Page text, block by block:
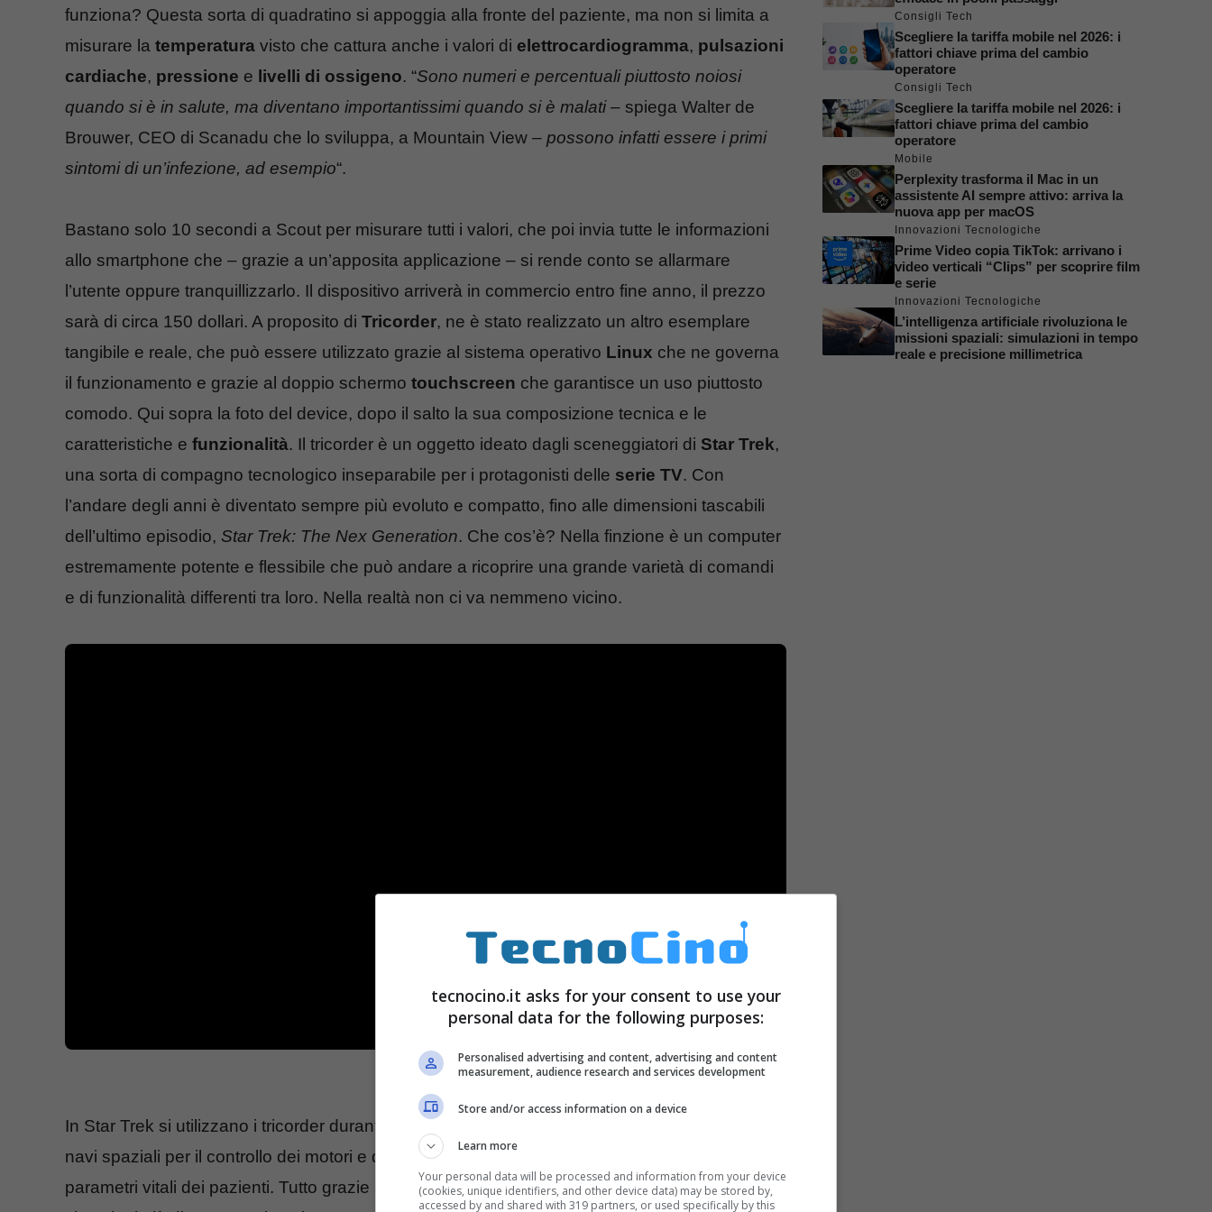
funziona? Questa sorta di quadratino si appoggia alla fronte del paziente, ma non si limita a
misurare la temperatura visto che cattura anche i valori di elettrocardiogramma, pulsazioni
cardiache, pressione e livelli di ossigeno. “Sono numeri e percentuali piuttosto noiosi
quando si è in salute, ma diventano importantissimi quando si è malati– spiega Walter de
Brouwer, CEO di Scanadu che lo sviluppa, a Mountain View – possono infatti essere i primi
sintomi di un’infezione, ad esempio“.
Bastano solo 10 secondi a Scout per misurare tutti i valori, che poi invia tutte le informazioni
allo smartphone che – grazie a un’apposita applicazione – si rende conto se allarmare
l’utente oppure tranquillizzarlo. Il dispositivo arriverà in commercio entro fine anno, il prezzo
sarà di circa 150 dollari. A proposito di Tricorder, ne è stato realizzato un altro esemplare
tangibile e reale, che può essere utilizzato grazie al sistema operativo Linux che ne governa
il funzionamento e grazie al doppio schermo touchscreen che garantisce un uso piuttosto
comodo. Qui sopra la foto del device, dopo il salto la sua composizione tecnica e le
caratteristiche e funzionalità. Il tricorder è un oggetto ideato dagli sceneggiatori di Star Trek,
una sorta di compagno tecnologico inseparabile per i protagonisti delle serie TV. Con
l’andare degli anni è diventato sempre più evoluto e compatto, fino alle dimensioni tascabili
dell’ultimo episodio, Star Trek: The Nex Generation. Che cos’è? Nella finzione è un computer
estremamente potente e flessibile che può andare a ricoprire una grande varietà di comandi
e di funzionalità differenti tra loro. Nella realtà non ci va nemmeno vicino.
In Star Trek si utilizzano i tricorder durante le esplorazioni per cercare fonti energetiche, sulle
navi spaziali per il controllo dei motori e dell’
elettronica
parametri vitali dei pazienti. Tutto grazie a una serie di sensori che analizzano ambiti e
Consigli Tech
Scegliere la tariffa mobile nel 2026: i
fattori chiave prima del cambio
operatore
Consigli Tech
Scegliere la tariffa mobile nel 2026: i
fattori chiave prima del cambio
operatore
Mobile
Perplexity trasforma il Mac in un
assistente AI sempre attivo: arriva la
nuova app per macOS
Innovazioni Tecnologiche
Prime Video copia TikTok: arrivano i
video verticali “Clips” per scoprire film
e serie
Innovazioni Tecnologiche
L’intelligenza artificiale rivoluziona le
missioni spaziali: simulazioni in tempo
reale e precisione millimetrica
tecnocino.it asks for your consent to use your
personal data for the following purposes:
Personalised advertising and content, advertising and content
measurement, audience research and services development
Store and/or access information on a device
Learn more
Your personal data will be processed and information from your device
(cookies, unique identifiers, and other device data) may be stored by,
accessed by and shared with 319 partners, or used specifically by this